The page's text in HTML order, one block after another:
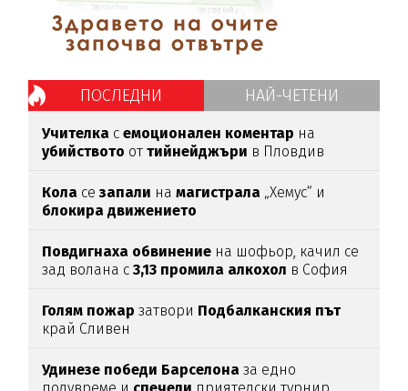
ПОСЛЕДНИ НАЙ-ЧЕТЕНИ
Учителка семоционален коментар на
убийството оттийнейджъри в Пловдив
Кола сезапали намагистрала „Хемус“ и
блокира движението
Повдигнаха обвинение на шофьор, качил се
зад волана с3,13 промила алкохол в София
Голям пожар затвори Подбалканския път
край Сливен
Удинезе победи Барселона за едно